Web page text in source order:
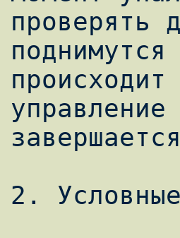
проверять
2.